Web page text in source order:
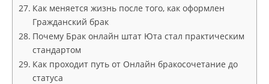
Как меняется жизнь после того, как оформлен
Гражданский брак
Почему Брак онлайн штат Юта стал практическим
стандартом
Как проходит путь от Онлайн бракосочетание до
статуса